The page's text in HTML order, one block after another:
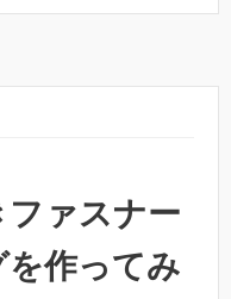
ファスナー
作ってみ